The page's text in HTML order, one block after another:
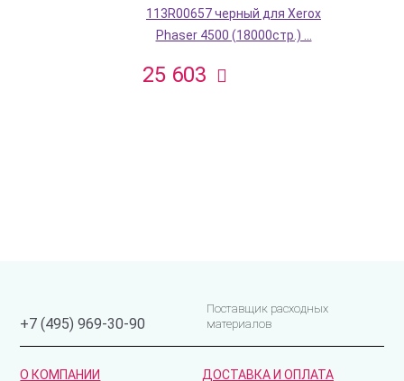
113R00657 черный для Xerox
Phaser 4500 (18000стр.) ...
25 603
+7 (495) 969-30-90
Поставщик расходных
материалов
О КОМПАНИИ ДОСТАВКА И ОПЛАТА